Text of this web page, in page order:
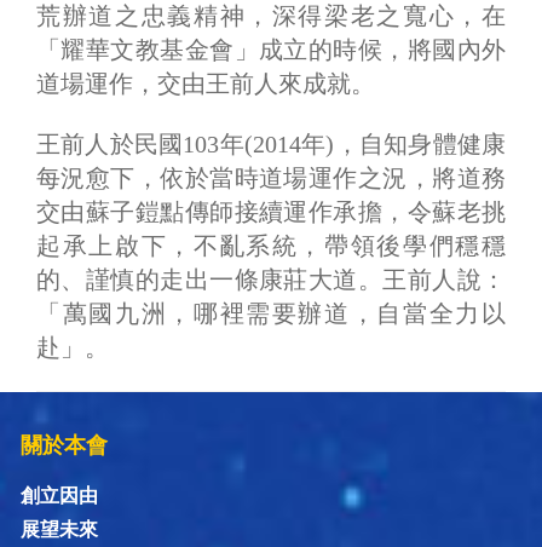
荒辦道之忠義精神，深得梁老之寬心，在
「耀華文教基金會」成立的時候，將國內外
道場運作，交由王前人來成就。
王前人於民國103年(2014年)，自知身體健康
每況愈下，依於當時道場運作之況，將道務
交由蘇子鎧點傳師接續運作承擔，令蘇老挑
起承上啟下，不亂系統，帶領後學們穩穩
的、謹慎的走出一條康莊大道。王前人說：
「萬國九洲，哪裡需要辦道，自當全力以
赴」。
關於本會
創立因由
展望未來